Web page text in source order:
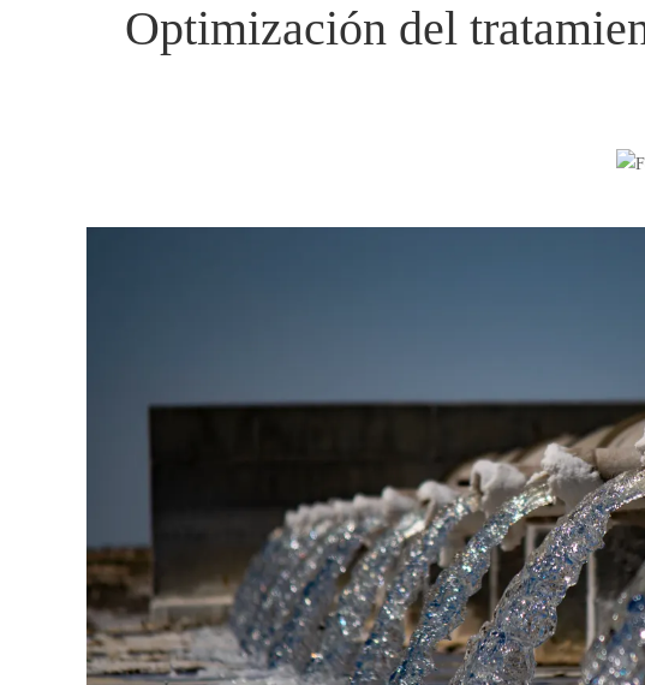
Optimización del